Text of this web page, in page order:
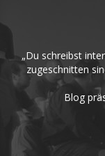
„Du schreibst
zugeschnitten
Blog